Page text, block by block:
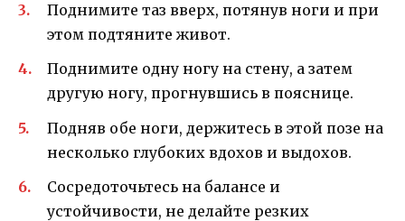
Поднимите таз вверх, потянув ноги и при
этом подтяните живот.
Поднимите одну ногу на стену, а затем
другую ногу, прогнувшись в пояснице.
Подняв обе ноги, держитесь в этой позе на
несколько глубоких вдохов и выдохов.
Сосредоточьтесь на балансе и
устойчивости, не делайте резких